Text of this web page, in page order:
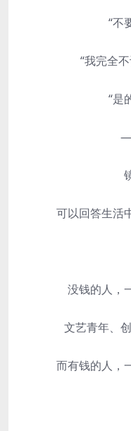
“不
“我完全
“是
可以回答生活
没钱的人，
文艺青年、
而有钱的人，